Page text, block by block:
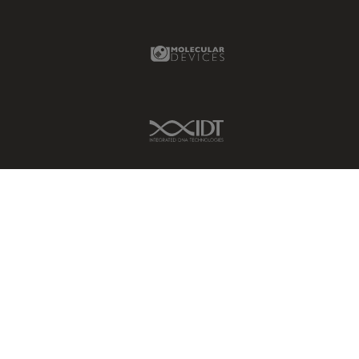
Molecular Devices Link
IDT Link